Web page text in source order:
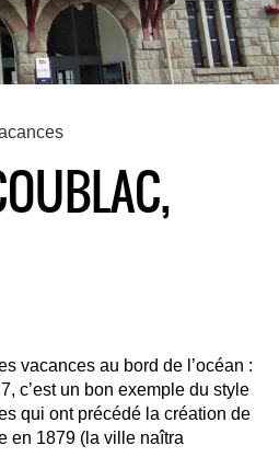
vacances au bord de l’océan :
c’est un bon exemple du style
qui ont précédé la création de
en 1879 (la ville naîtra